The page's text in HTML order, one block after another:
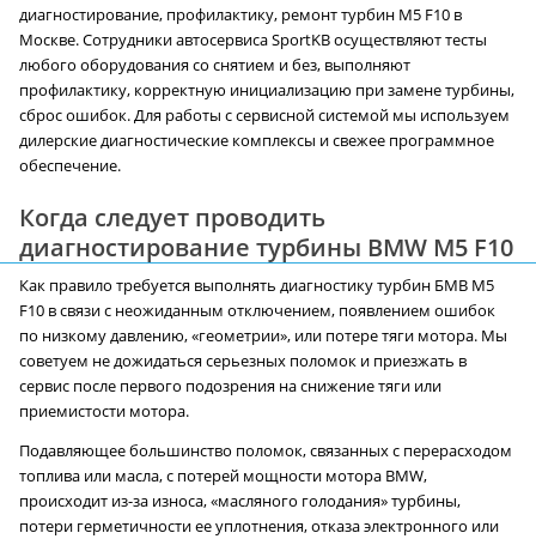
диагностирование, профилактику, ремонт турбин M5 F10 в
Москве. Сотрудники автосервиса SportKB осуществляют тесты
любого оборудования со снятием и без, выполняют
профилактику, корректную инициализацию при замене турбины,
сброс ошибок. Для работы с сервисной системой мы используем
дилерские диагностические комплексы и свежее программное
обеспечение.
Когда следует проводить
диагностирование турбины BMW M5 F10
Как правило требуется выполнять диагностику турбин БМВ M5
F10 в связи с неожиданным отключением, появлением ошибок
по низкому давлению, «геометрии», или потере тяги мотора. Мы
советуем не дожидаться серьезных поломок и приезжать в
сервис после первого подозрения на снижение тяги или
приемистости мотора.
Подавляющее большинство поломок, связанных с перерасходом
топлива или масла, с потерей мощности мотора BMW,
происходит из-за износа, «масляного голодания» турбины,
потери герметичности ее уплотнения, отказа электронного или